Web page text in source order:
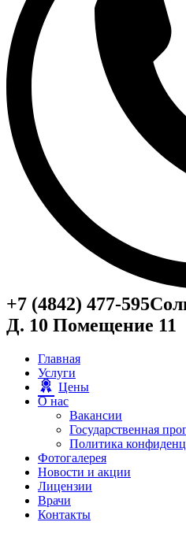
+7 (4842) 477-595
Д. 10 Помещение 11
Главная
Услуги
Цены
О нас
Вакансии
Государственная
Политика
Фотогалерея
Новости и акции
Лицензии
Врачи
Контакты